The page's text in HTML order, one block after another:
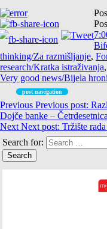
thinking/Za razmišljanje,
research/Kratka istraživanja,
Very good news/Bijela
post navigation
Previous Previous post:
Dojče banke – Četrdesetnica
Next Next post: Tržište
Search for: